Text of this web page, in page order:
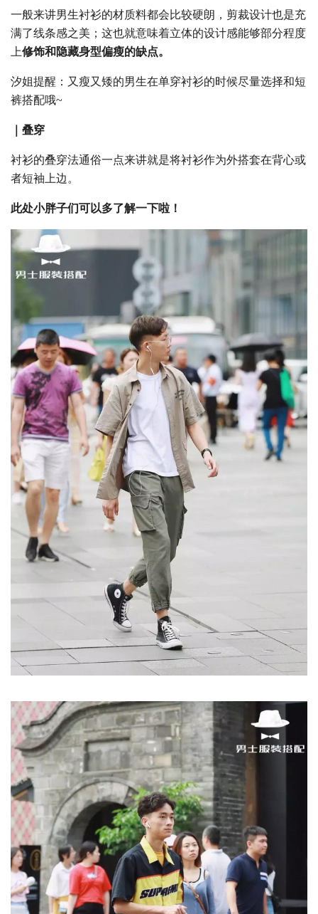
一般来讲男生衬衫的材质料都会比较硬朗，剪裁设计也是充
满了线条感之美；这也就意味着立体的设计感能够部分程度
上修饰和隐藏身型偏瘦的缺点。
汐姐提醒：又瘦又矮的男生在单穿衬衫的时候尽量选择和短
裤搭配哦~
｜叠穿
衬衫的叠穿法通俗一点来讲就是将衬衫作为外搭套在背心或
者短袖上边。
此处小胖子们可以多了解一下啦！